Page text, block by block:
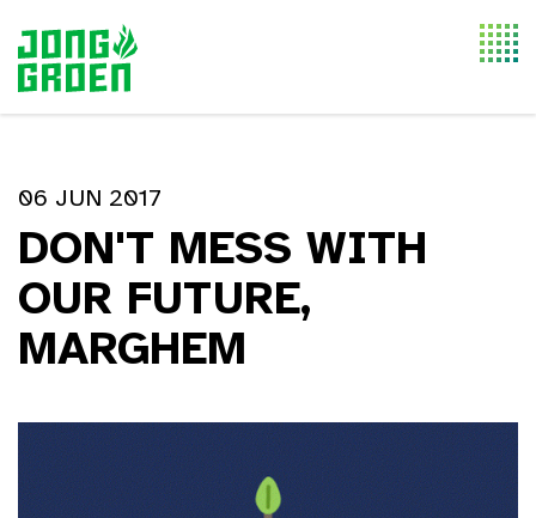
06 JUN 2017
DON'T MESS WITH
OUR FUTURE,
MARGHEM